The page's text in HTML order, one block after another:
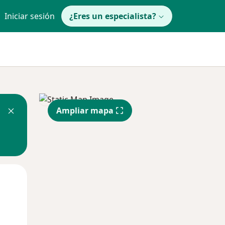
Iniciar sesión ¿Eres un especialista?
Ampliar mapa